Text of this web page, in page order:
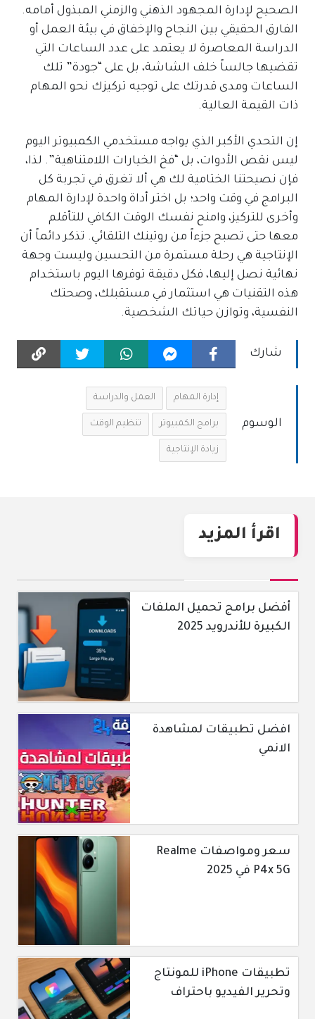
الصحيح لإدارة المجهود الذهني والزمني المبذول أمامه.
الفارق الحقيقي بين النجاح والإخفاق في بيئة العمل أو
الدراسة المعاصرة لا يعتمد على عدد الساعات التي
تقضيها جالساً خلف الشاشة، بل على “جودة” تلك
الساعات ومدى قدرتك على توجيه تركيزك نحو المهام
ذات القيمة العالية.
إن التحدي الأكبر الذي يواجه مستخدمي الكمبيوتر اليوم
ليس نقص الأدوات، بل “فخ الخيارات اللامتناهية”. لذا،
فإن نصيحتنا الختامية لك هي ألا تغرق في تجربة كل
البرامج في وقت واحد؛ بل اختر أداة واحدة لإدارة المهام
وأخرى للتركيز، وامنح نفسك الوقت الكافي للتأقلم
معها حتى تصبح جزءاً من روتينك التلقائي. تذكر دائماً أن
الإنتاجية هي رحلة مستمرة من التحسين وليست وجهة
نهائية نصل إليها، فكل دقيقة توفرها اليوم باستخدام
هذه التقنيات هي استثمار في مستقبلك، وصحتك
النفسية، وتوازن حياتك الشخصية.
شارك
الوسوم
إدارة المهام العمل والدراسة
برامج الكمبيوتر تنظيم الوقت
زيادة الإنتاجية
اقرأ المزيد
أفضل برامج تحميل الملفات
الكبيرة للأندرويد 2025
افضل تطبيقات لمشاهدة
الانمي
سعر ومواصفات Realme
P4x 5G في 2025
تطبيقات iPhone للمونتاج
وتحرير الفيديو باحتراف